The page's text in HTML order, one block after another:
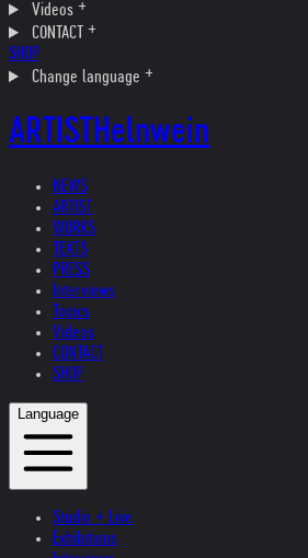
Videos
CONTACT
SHOP
Change language
ARTISTHelnwein
NEWS
ARTIST
WORKS
TEXTS
PRESS
Interviews
Topics
Videos
CONTACT
SHOP
Language
Studio + Live
Exhibitions